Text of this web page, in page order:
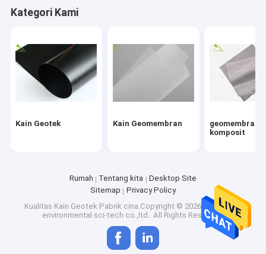
Kategori Kami
Kain Geotek Kain Geomembran
geomembran
komposit
Rumah Tentang kita
Desktop Site
Sitemap
Privacy Policy
Kualitas Kain Geotek Pabrik cina.Copyright © 2026 hefei fuyun
environmental sci-tech co.,ltd.. All Rights Reserved.